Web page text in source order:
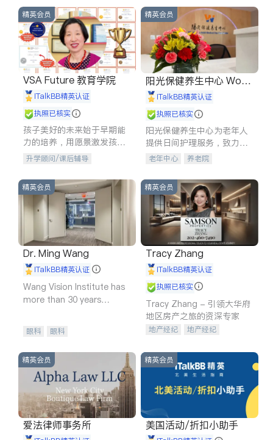
精英会员
VSA Future 教育学院
iTalkBB精英认证
执照已核实
孩子美好的未来始于早期能
力的培养，用愿景激发孩子
的学习潜力和动力。理念：
拥有成长型心态是成功的基
石。
升学顾问/课后辅导
精英会员
阳光保健养生中心 World
shine
iTalkBB精英认证
执照已核实
阳光保健养生中心为老年人
提供日间护理服务，致力于
通过持续的护理创新来有效
老年中心 养老院
精英会员
Dr. Ming Wang
iTalkBB精英认证
Wang Vision Institute has
more than 30 years
眼科 眼科
精英会员
Tracy Zhang
iTalkBB精英认证
执照已核实
Tracy Zhang - 引领大华府
地区房产之旅的资深专家
地产经纪
地产经纪
商铺租售
精英会员
爱法律师事务所
精英会员
美国活动/折扣小助手